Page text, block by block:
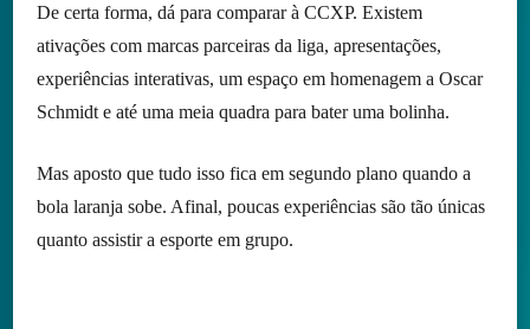
De certa forma, dá para comparar à CCXP. Existem
ativações com marcas parceiras da liga, apresentações,
experiências interativas, um espaço em homenagem a Oscar
Schmidt e até uma meia quadra para bater uma bolinha.
Mas aposto que tudo isso fica em segundo plano quando a
bola laranja sobe. Afinal, poucas experiências são tão únicas
quanto assistir a esporte em grupo.